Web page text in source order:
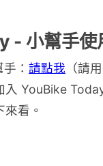
- 小幫手使
： 請點我 （請
入 YouBike
看。